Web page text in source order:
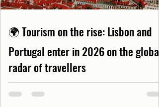
🌍 Tourism on the rise: Lisbon and
Portugal enter in 2026 on the global
radar of travellers